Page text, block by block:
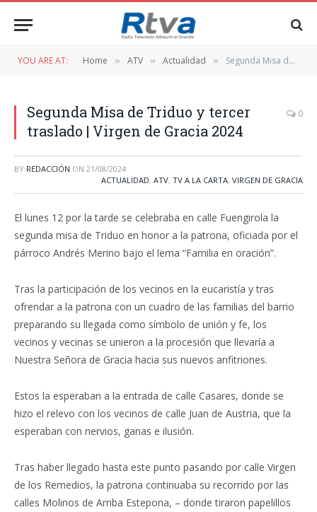
YOU ARE AT: Home » ATV » Actualidad » Segunda Misa de Triduo y tercer traslado | Virgen de Gracia 2024
Segunda Misa de Triduo y tercer
traslado | Virgen de Gracia 2024
0
BY REDACCIÓN ON 21/08/2024
ACTUALIDAD, ATV, TV A LA CARTA, VIRGEN DE GRACIA
El lunes 12 por la tarde se celebraba en calle Fuengirola la
segunda misa de Triduo en honor a la patrona, oficiada por el
párroco Andrés Merino bajo el lema “Familia en oración”.
Tras la participación de los vecinos en la eucaristía y tras
ofrendar a la patrona con un cuadro de las familias del barrio
preparando su llegada como símbolo de unión y fe, los
vecinos y vecinas se unieron a la procesión que llevaría a
Nuestra Señora de Gracia hacia sus nuevos anfitriones.
Estos la esperaban a la entrada de calle Casares, donde se
hizo el relevo con los vecinos de calle Juan de Austria, que la
esperaban con nervios, ganas e ilusión.
Tras haber llegado hasta este punto pasando por calle Virgen
de los Remedios, la patrona continuaba su recorrido por las
calles Molinos de Arriba Estepona, – donde tiraron papelillos